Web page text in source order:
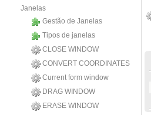
Janelas
Gestão de Janelas
Tipos de janelas
CLOSE WINDOW
CONVERT COORDINATES
Current form window
DRAG WINDOW
ERASE WINDOW